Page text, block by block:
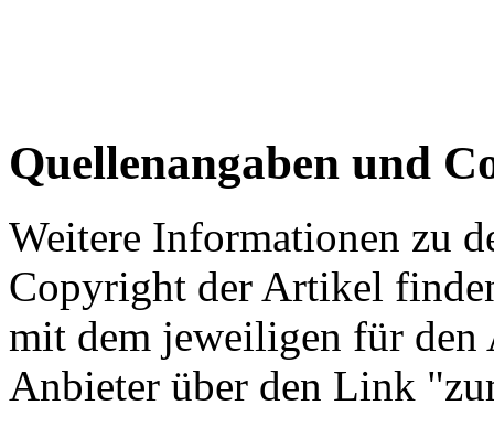
Quellenangaben und
Weitere Informationen zu
Copyright der Artikel
mit dem jeweiligen für
Anbieter über den Link